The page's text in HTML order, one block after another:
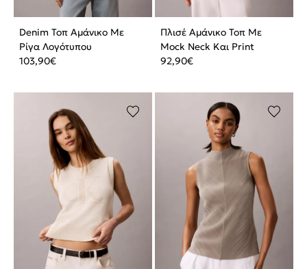
Denim Τοπ Αμάνικο Με
Ρίγα Λογότυπου
103,90€
Πλισέ Αμάνικο Τοπ Με
Mock Neck Και Print
92,90€